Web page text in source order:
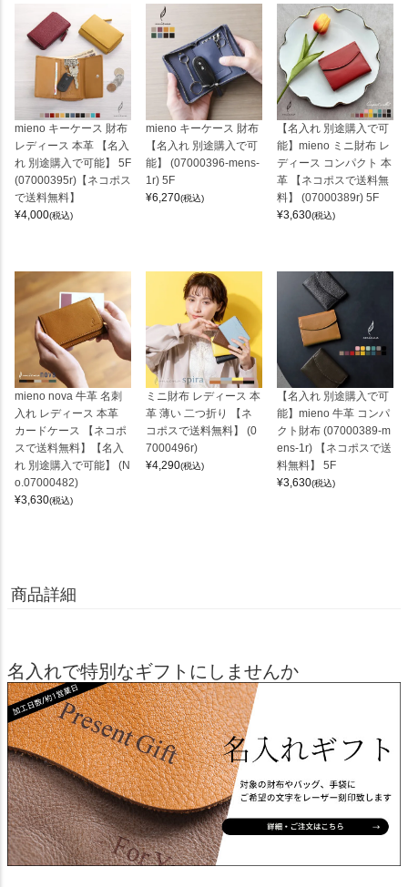
mieno キーケース 財布
レディース 本革 【名入
れ 別途購入で可能】 5F
(07000395r)【ネコポス
で送料無料】
¥4,000(税込)
mieno キーケース 財布
【名入れ 別途購入で可
能】 (07000396-mens-
1r) 5F
¥6,270(税込)
【名入れ 別途購入で可
能】mieno ミニ財布 レ
ディース コンパクト 本
革 【ネコポスで送料無
料】 (07000389r) 5F
¥3,630(税込)
mieno nova 牛革 名刺
入れ レディース 本革
カードケース 【ネコポ
スで送料無料】【名入
れ 別途購入で可能】 (N
o.07000482)
¥3,630(税込)
ミニ財布 レディース 本
革 薄い 二つ折り 【ネ
コポスで送料無料】 (0
7000496r)
¥4,290(税込)
【名入れ 別途購入で可
能】mieno 牛革 コンパ
クト財布 (07000389-m
ens-1r) 【ネコポスで送
料無料】 5F
¥3,630(税込)
商品詳細
名入れで特別なギフトにしませんか